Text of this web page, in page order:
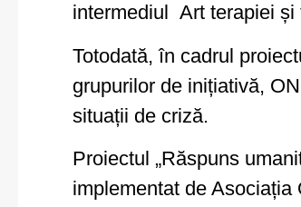
intermediul Art terapiei și
Totodată, în cadrul
grupurilor de inițiativă,
situații de criză.
Proiectul „Răspuns
implementat de Asociația